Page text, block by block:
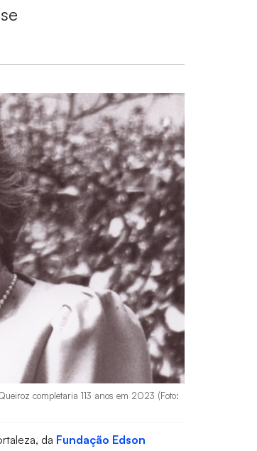
completaria 113 anos em 2023 (Foto:
da Fundação Edson